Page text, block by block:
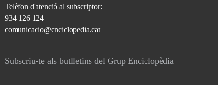
Telèfon d'atenció al subscriptor:
934 126 124
comunicacio@enciclopedia.cat
Subscriu-te als butlletins del Grup Enciclopèdia